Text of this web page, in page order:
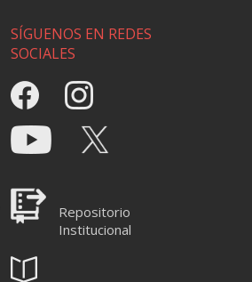
SÍGUENOS EN REDES
SOCIALES
Repositorio
Institucional